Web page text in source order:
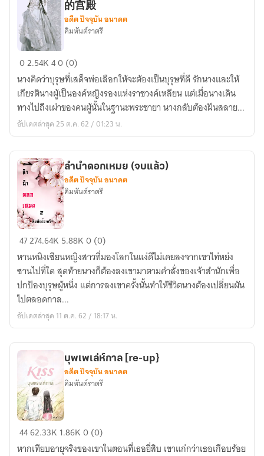
หลันฮ
วากง
ตำหนัก
ไร้
รัก
兰
宫,
没
有
爱
的
宫
殿
的宫殿
อดีต ปัจจุบัน อนาคต
คิมหันต์ราตรี
02.54K40 (0)
นางคิดว่าบุรุษที่เสด็จพ่อเลือกให้จะต้องเป็นบุรุษที่ดี รักนางและให้
เกียรตินางผู้เป็นองค์หญิงรองแห่งราชวงค์เหลียน แต่เมื่อนางเดิน
ทางไปถึงเผ่าของคนผู้นั้นในฐานะพระชายา นางกลับต้องฝันสลาย...
อัปเดตล่าสุด 25 ต.ค. 62 / 01:23 น.
ลำนำ
เหมย
(จบ
แล้ว)
ลำนำดอกเหมย (จบแล้ว)
อดีต ปัจจุบัน อนาคต
คิมหันต์ราตรี
47274.64K 5.88K0 (0)
หานหนิงเซียนหญิงสาวที่มองโลกในแง่ดีไม่เคยลงจากเขาไท่หย่ง
ซานไปที่ใด สุดท้ายนางก็ต้องลงเขามาตามคำสั่งของเจ้าสำนักเพื่อ
ปกป้องบุรุษผู้หนึ่ง แต่การลงเขาครั้งนั้นทำให้ชีวิตนางต้องเปลี่ยนผัน
ไปตลอดกาล...
อัปเดตล่าสุด 11 ต.ค. 62 / 18:17 น.
บุพ
บุพเพเล่ห์กาล [re-up}
อดีต ปัจจุบัน อนาคต
คิมหันต์ราตรี
4462.33K 1.86K0 (0)
หากเทียบอายุจริงของเขาในตอนที่เธอยี่สิบ เขาแก่กว่าเธอเกือบร้อย